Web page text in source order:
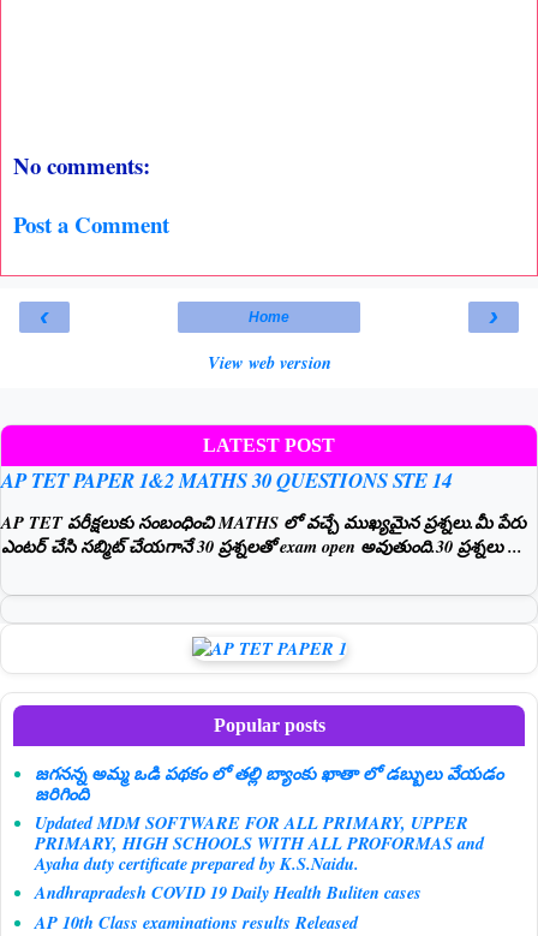
No comments:
Post a Comment
‹ ›
Home
View web version
LATEST POST
AP TET PAPER 1&2 MATHS 30 QUESTIONS STE 14
AP TET పరీక్షలుకు సంబంధించి MATHS లో వచ్చే ముఖ్యమైన ప్రశ్నలు.మీ పేరు
ఎంటర్ చేసి సబ్మిట్ చేయగానే 30 ప్రశ్నలతో exam open అవుతుంది.30 ప్రశ్నలు ...
Popular posts
జగనన్న అమ్మ ఒడి పథకం లో తల్లి బ్యాంకు ఖాతా లో డబ్బులు వేయడం
జరిగింది
Updated MDM SOFTWARE FOR ALL PRIMARY, UPPER
PRIMARY, HIGH SCHOOLS WITH ALL PROFORMAS and
Ayaha duty certificate prepared by K.S.Naidu.
Andhrapradesh COVID 19 Daily Health Buliten cases
AP 10th Class examinations results Released